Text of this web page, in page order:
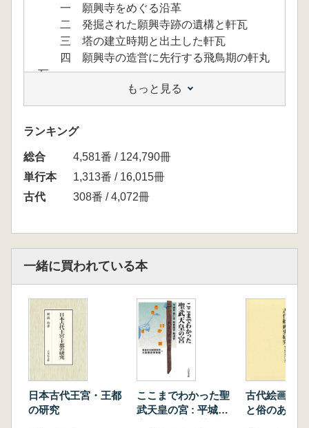
一 願興寺をめぐる沿革
二 発掘された願興寺跡の遺構と軒瓦
三 塔の建立時期と出土した軒瓦
四 願興寺の造営に先行する飛鳥期の軒丸
瓦
第二章 巨勢寺跡と造営氏族の動向
はじめに
一 巨勢寺跡の発掘遺構と出土瓦
二 創建期の寺院の造営と巨勢氏の動向
三 蘇我本宗家の滅亡と巨勢氏
四 その後の堂塔の造営と巨勢氏の動向
二 吉備池廃寺と木之本廃寺の発掘
四 吉備池廃寺からみた木之本廃寺の性格
五 川原寺にともなった尼寺
おわりに
第四章 川原寺の瓦当笵の移動と寺院の造営
一 川原寺の造営
二 瓦当笵Aの高麗寺への移動とその性格
三 崇福寺・南滋賀廃寺・大津廃寺の造営
もっと見る
ランキング
総合
4,581番 / 124,790冊
単行本
1,313番 / 16,015冊
古代
308番 / 4,072冊
一緒に買われている本
日本古代王宮・王都
の研究
ここまでわかった聖
武天皇の宮 : 平城
古代絵画史
と俗のあわ